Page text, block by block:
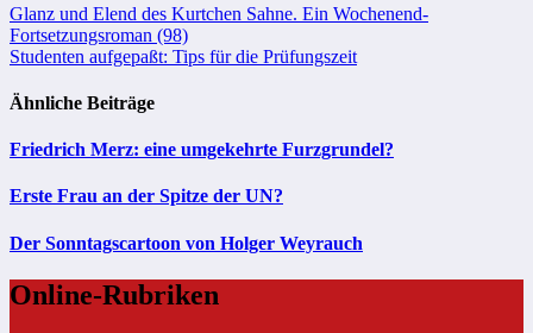
Beitragsnavigation
Glanz und Elend des Kurtchen Sahne. Ein Wochenend-
Fortsetzungsroman (98)
Studenten aufgepaßt: Tips für die Prüfungszeit
Ähnliche Beiträge
Friedrich Merz: eine umgekehrte Furzgrundel?
Erste Frau an der Spitze der UN?
Der Sonntagscartoon von Holger Weyrauch
Online-Rubriken